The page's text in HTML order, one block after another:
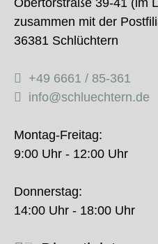
Obertorstraße 39-41 (im
zusammen mit der
36381 Schlüchtern
+49 6661 / 85-361
info@schluechtern.de
Montag-Freitag:
9:00 Uhr - 12:00 Uhr
Donnerstag:
14:00 Uhr - 18:00 Uhr